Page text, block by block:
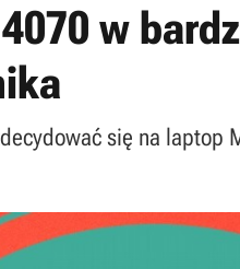
w
się na laptop